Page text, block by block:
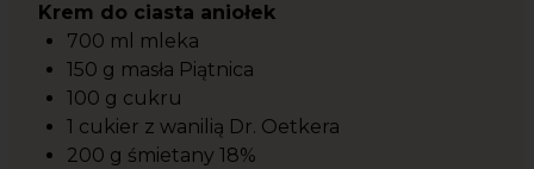
Krem do ciasta aniołek
700 ml mleka
150 g masła Piątnica
100 g cukru
1 cukier z wanilią Dr. Oetkera
200 g śmietany 18%